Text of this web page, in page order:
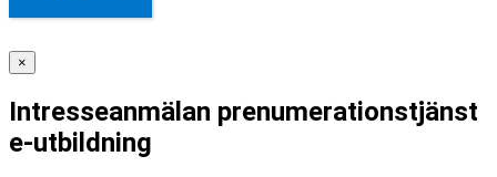
×
Intresseanmälan prenumerationstjänst
e-utbildning